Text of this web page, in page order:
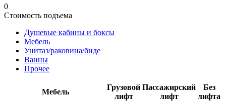
0
Стоимость подъема
Душевые кабины и боксы
Мебель
Унитаз/раковина/биде
Ванны
Прочее
Мебель
Грузовой
лифт
Пассажирский
лифт
Без
лифта